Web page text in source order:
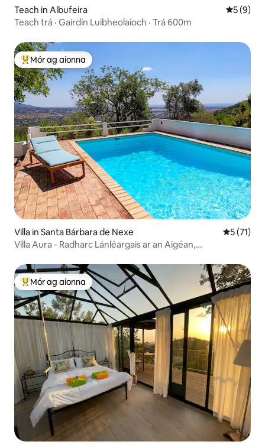
Teach in Albufeira
5 (9)
Teach trá · Gairdín Luibheolaíoch · Trá 600m
An-mhór ag aíonna
Mór ag aíonna
Villa in Santa Bárbara de Nexe
5 (71)
Villa Aura - Radharc Lánléargais ar an Aigéan,
An-mhór ag aíonna
Mór ag aíonna